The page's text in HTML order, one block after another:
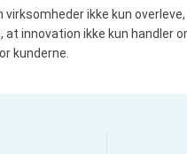
ikke kun
innovation ikke kun handler
kunderne.